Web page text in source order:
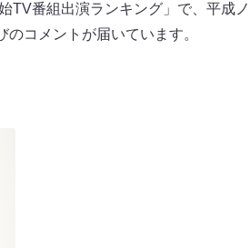
TV番組出演ランキング」で、平成
コメントが届いています。